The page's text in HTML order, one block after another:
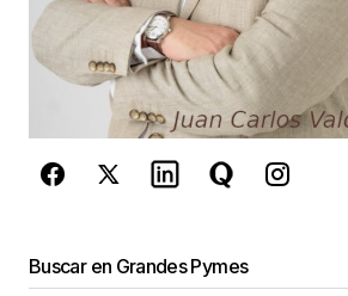
Este sitio esta protegido
reCAPTCHA y la Política de
privacidady losTérminos
de Googlese aplican.
Buscar en Grandes Pymes